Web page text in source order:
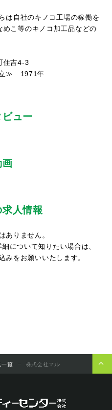
は自社のキノコ工場の稼働を
こ等のキノコ加工品などの
吉4-3
1971年
ュー
画
人情報
ありません。
について知りたい場合は、
みをお願いいたします。
一覧